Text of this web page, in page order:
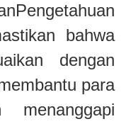
bahwa
dengan
para
menanggapi